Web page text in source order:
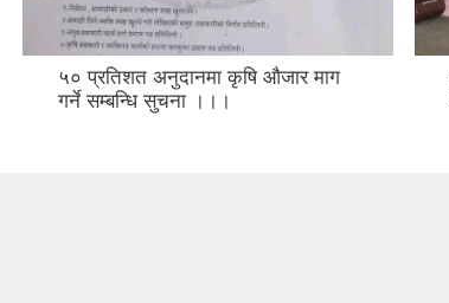
५० प्रतिशत अनुदानमा कृषि औजार माग
गर्ने सम्बन्धि सुचना ।।।